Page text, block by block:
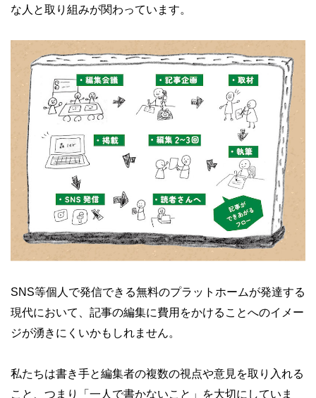
な人と取り組みが関わっています。
SNS等個人で発信できる無料のプラットホームが発達する
現代において、記事の編集に費用をかけることへのイメー
ジが湧きにくいかもしれません。
私たちは書き手と編集者の複数の視点や意見を取り入れる
こと、つまり「一人で書かないこと」を大切にしていま